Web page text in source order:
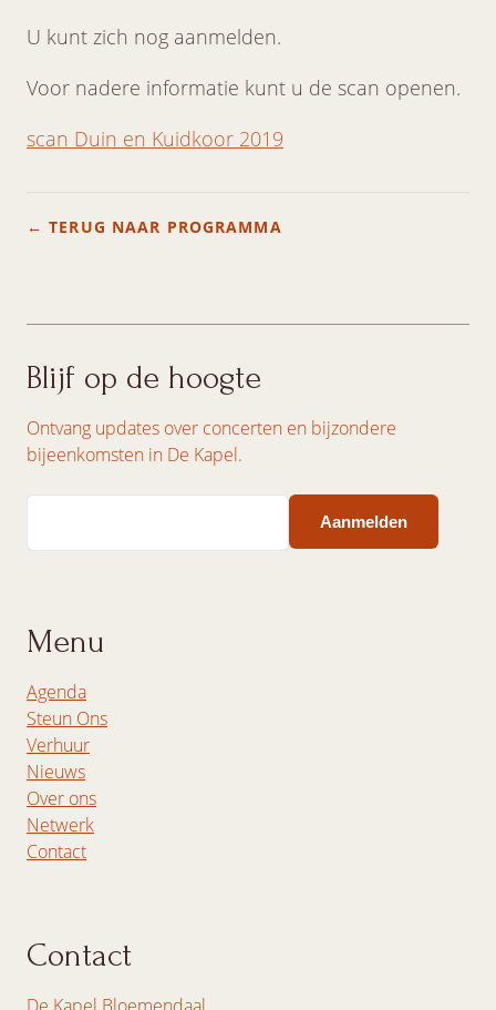
U kunt zich nog aanmelden.
Voor nadere informatie kunt u de scan openen.
scan Duin en Kuidkoor 2019
← TERUG NAAR PROGRAMMA
Blijf op de hoogte
Ontvang updates over concerten en bijzondere
bijeenkomsten in De Kapel.
Email
Menu
Agenda
Steun Ons
Verhuur
Nieuws
Over ons
Netwerk
Contact
Contact
De Kapel Bloemendaal